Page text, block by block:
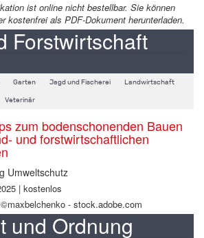
ist online nicht bestellbar. Sie können
kostenfrei als PDF-Dokument herunterladen.
Forstwirtschaft
Garten Jagd und Fischerei Landwirtschaft
Veterinär
zum bodenschonenden Bauen
und forstwirtschaftlichen
Umweltschutz
| kostenlos
- stock.adobe.com
und Ordnung